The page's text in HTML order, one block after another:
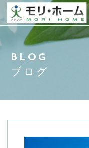
当社について
スタッフ紹介
アクセス
BLOG
ブログ